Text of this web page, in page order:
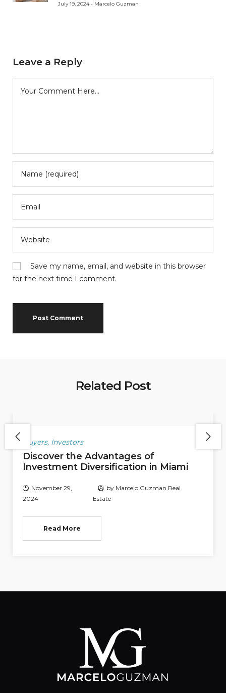
July 19, 2024 - Marcelo Guzman
Leave a Reply
Save my name, email, and website in this browser
for the next time I comment.
Related Post
Buyers, Investors
Discover the Advantages of
Investment Diversification in Miami
November 29,
2024
by Marcelo Guzman Real
Estate
Read More